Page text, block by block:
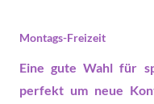
Montags-Freizeit
Eine gute Wahl für
perfekt um neue